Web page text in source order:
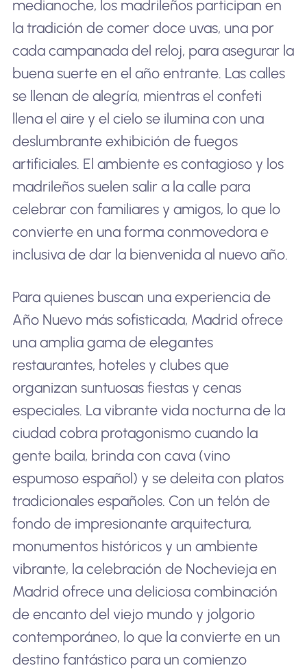
medianoche, los madrileños participan en
la tradición de comer doce uvas, una por
cada campanada del reloj, para asegurar la
buena suerte en el año entrante. Las calles
se llenan de alegría, mientras el confeti
llena el aire y el cielo se ilumina con una
deslumbrante exhibición de fuegos
artificiales. El ambiente es contagioso y los
madrileños suelen salir a la calle para
celebrar con familiares y amigos, lo que lo
convierte en una forma conmovedora e
inclusiva de dar la bienvenida al nuevo año.
Para quienes buscan una experiencia de
Año Nuevo más sofisticada, Madrid ofrece
una amplia gama de elegantes
restaurantes, hoteles y clubes que
organizan suntuosas fiestas y cenas
especiales. La vibrante vida nocturna de la
ciudad cobra protagonismo cuando la
gente baila, brinda con cava (vino
espumoso español) y se deleita con platos
tradicionales españoles. Con un telón de
fondo de impresionante arquitectura,
monumentos históricos y un ambiente
vibrante, la celebración de Nochevieja en
Madrid ofrece una deliciosa combinación
de encanto del viejo mundo y jolgorio
contemporáneo, lo que la convierte en un
destino fantástico para un comienzo